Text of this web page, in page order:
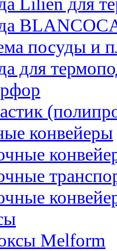
посуды и
для
конвейеры
Melform